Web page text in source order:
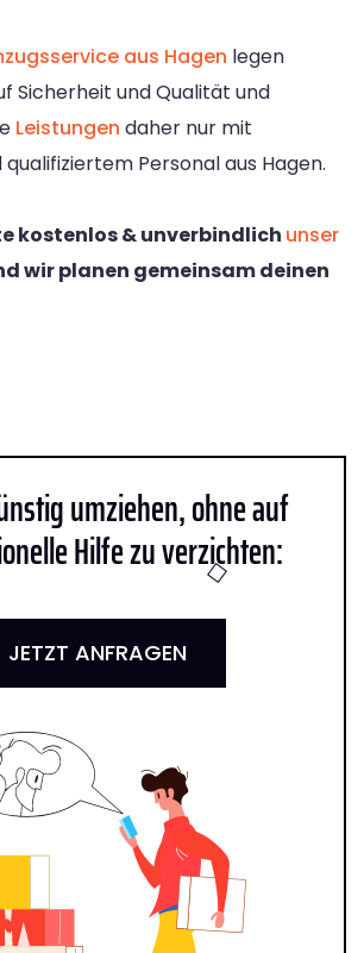
aus Hagen legen
Sicherheit und Qualität und
Leistungen daher nur mit
Personal aus Hagen.
kostenlos & unverbindlich unser
wir planen gemeinsam deinen
umziehen, ohne auf
Hilfe zu verzichten:
JETZT ANFRAGEN